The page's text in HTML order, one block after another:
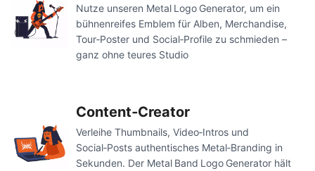
Nutze unseren Metal Logo Generator, um ein
bühnenreifes Emblem für Alben, Merchandise,
Tour‑Poster und Social‑Profile zu schmieden –
ganz ohne teures Studio
Content‑Creator
Verleihe Thumbnails, Video‑Intros und
Social‑Posts authentisches Metal‑Branding in
Sekunden. Der Metal Band Logo Generator hält